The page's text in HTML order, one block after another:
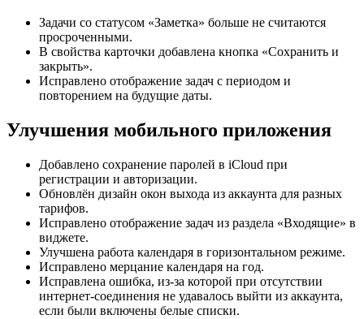
Задачи со статусом «Заметка» больше не считаются
просроченными.
В свойства карточки добавлена кнопка «Сохранить и
закрыть».
Исправлено отображение задач с периодом и
повторением на будущие даты.
Улучшения мобильного приложения
Добавлено сохранение паролей в iCloud при
регистрации и авторизации.
Обновлён дизайн окон выхода из аккаунта для разных
тарифов.
Исправлено отображение задач из раздела «Входящие» в
виджете.
Улучшена работа календаря в горизонтальном режиме.
Исправлено мерцание календаря на год.
Исправлена ошибка, из-за которой при отсутствии
интернет-соединения не удавалось выйти из аккаунта,
если были включены белые списки.